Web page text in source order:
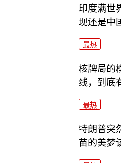
印度满世
现还是中
最热
核牌局的
线，到底
最热
特朗普突
苗的美梦